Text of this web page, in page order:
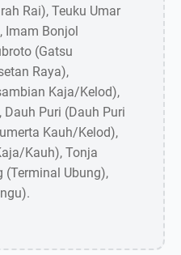
Rai), Teuku Umar
Imam Bonjol
(Gatsu
Raya),
Kaja/Kelod),
Dauh Puri (Dauh Puri
Kauh/Kelod),
Kauh), Tonja
(Terminal Ubung),